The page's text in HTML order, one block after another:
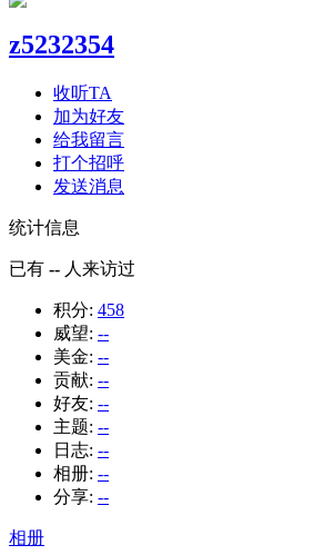
z5232354
收听TA
加为好友
给我留言
打个招呼
发送消息
统计信息
已有 -- 人来访过
积分: 458
威望: --
美金: --
贡献: --
好友: --
主题: --
日志: --
相册: --
分享: --
相册